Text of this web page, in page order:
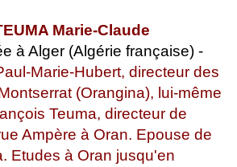
Marie-Claude
à Alger (Algérie française) -
Marie-Hubert, directeur des
(Orangina), lui-même
Teuma, directeur de
Ampère à Oran. Epouse de
Etudes à Oran jusqu'en